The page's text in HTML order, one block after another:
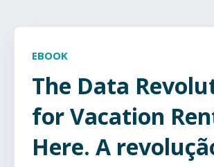
EBOOK
The Data
for Vacation
Here. A